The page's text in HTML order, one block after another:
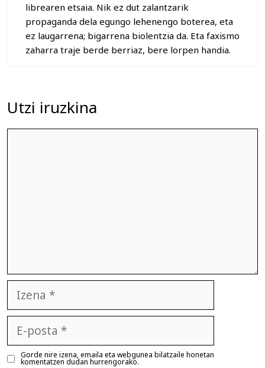
librearen etsaia. Nik ez dut zalantzarik
propaganda dela egungo lehenengo boterea, eta
ez laugarrena; bigarrena biolentzia da. Eta faxismo
zaharra traje berde berriaz, bere lorpen handia.
Utzi iruzkina
posta
Gorde nire izena, emaila eta webgunea bilatzaile honetan
komentatzen dudan hurrengorako.